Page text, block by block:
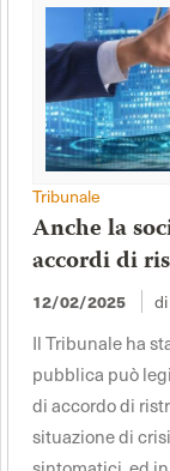
Tribunale
Anche la
accordi di
12/02/2025
Il Tribunale ha
pubblica può
di accordo di
situazione di